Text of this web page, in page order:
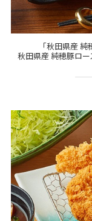
「秋田県産
秋田県産 純穂豚ロ